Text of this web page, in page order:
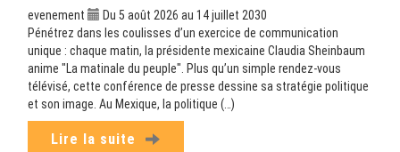
evenement
Du 5 août 2026 au 14 juillet 2030
Pénétrez dans les coulisses d’un exercice de communication
unique : chaque matin, la présidente mexicaine Claudia Sheinbaum
anime "La matinale du peuple". Plus qu’un simple rendez-vous
télévisé, cette conférence de presse dessine sa stratégie politique
et son image. Au Mexique, la politique (…)
Lire la suite